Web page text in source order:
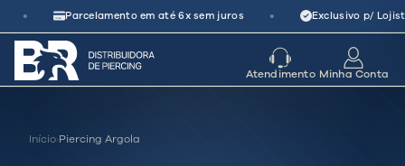
Pular
para
conteúdo
Parcelamento em até 6x sem juros Exclusivo p/
seu parceirode crescimento Atendimento Minha Conta
Início›Piercing Argola